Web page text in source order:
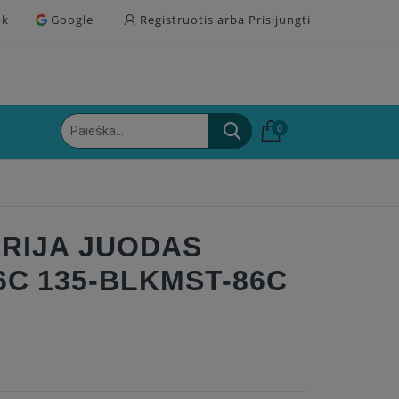
Google Registruotis arba Prisijungti
0
JUODAS
135-BLKMST-86C